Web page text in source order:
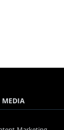
MEDIA